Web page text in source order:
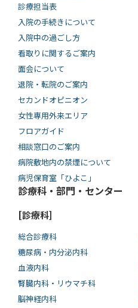
診療担当表
入院の手続きについて
入院中の過ごし方
看取りに関するご案内
面会について
退院・転院のご案内
セカンドオピニオン
女性専用外来エリア
フロアガイド
相談窓口のご案内
病院敷地内の禁煙について
病児保育室「ひよこ」
診療科・部門・センター
[診療科]
総合診療科
糖尿病・内分泌内科
血液内科
腎臓内科・リウマチ科
脳神経内科